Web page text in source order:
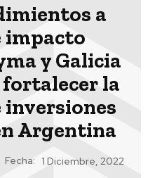
a
impacto
y Galicia
fortalecer la
inversiones
Argentina
Fecha: 1 Diciembre, 2022